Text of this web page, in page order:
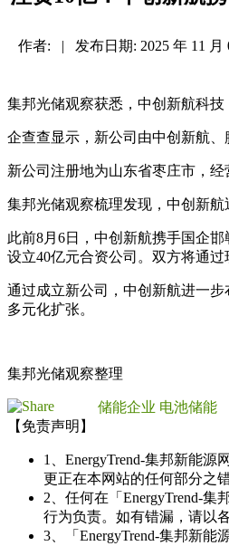
作者: | 发布日期: 2025 年 11 月
集邦光储观察获悉，中创新航科技
企查查显示，新公司由中创新航
新公司注册地为山东省枣庄市，
集邦光储观察梳理发现，中创新航
此前8月6日，中创新航携手国企
设立40亿元合资公司。双方将通
通过成立新公司，中创新航进一
多元化扩张。
集邦光储观察整理
储能企业 电池储能
【免责声明】
1、EnergyTrend-集邦新能
更正在本网站的任何部分之
2、任何在「EnergyTrend-
行为负责。如有错漏，请以
3、「EnergyTrend-集邦新